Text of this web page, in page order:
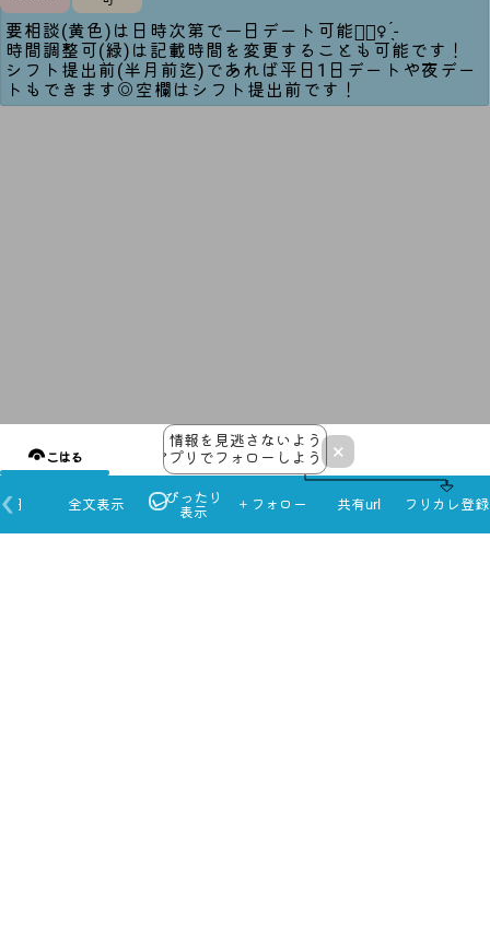
×
情報を見逃さないよう
アプリでフォローしよう！
こはる
フリカレ登録
共有url
＋フォロー
ぴったり
表示
全文表示
日
要相談(黄色)は日時次第で一日デート可能🙆🏻‍♀️ ̖́-‬
時間調整可(緑)は記載時間を変更することも可能です！
シフト提出前(半月前迄)であれば平日1日デートや夜デー
トもできます◎空欄はシフト提出前です！